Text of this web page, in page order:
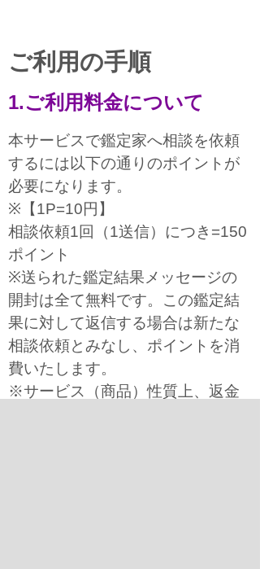
ご利用の手順
1.ご利用料金について
本サービスで鑑定家へ相談を依頼
するには以下の通りのポイントが
必要になります。
※【1P=10円】
相談依頼1回（1送信）につき=150
ポイント
※送られた鑑定結果メッセージの
開封は全て無料です。この鑑定結
果に対して返信する場合は新たな
相談依頼とみなし、ポイントを消
費いたします。
※サービス（商品）性質上、返金